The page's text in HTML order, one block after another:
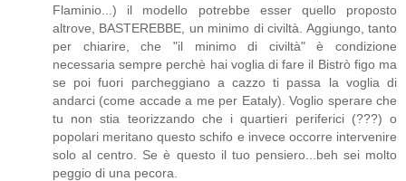
Flaminio...) il modello potrebbe esser quello proposto
altrove, BASTEREBBE, un minimo di civiltà. Aggiungo, tanto
per chiarire, che "il minimo di civiltà" è condizione
necessaria sempre perchè hai voglia di fare il Bistrò figo ma
se poi fuori parcheggiano a cazzo ti passa la voglia di
andarci (come accade a me per Eataly). Voglio sperare che
tu non stia teorizzando che i quartieri periferici (???) o
popolari meritano questo schifo e invece occorre intervenire
solo al centro. Se è questo il tuo pensiero...beh sei molto
peggio di una pecora.